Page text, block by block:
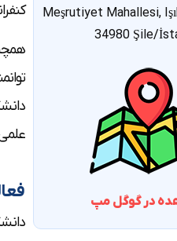
Meşrutiyet Mahallesi,
34980 Şile/
در گوگل مپ